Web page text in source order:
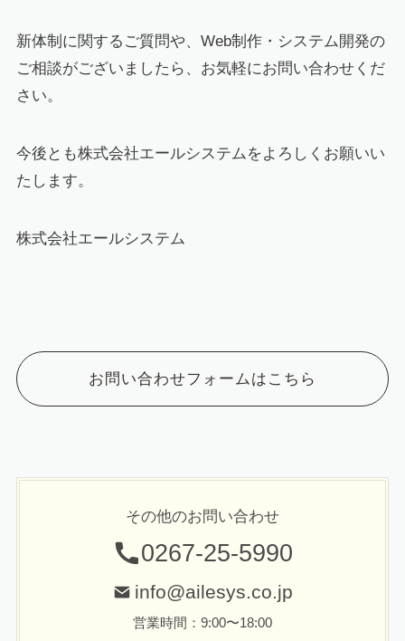
新体制に関するご質問や、Web制作・システム開発の
ご相談がございましたら、お気軽にお問い合わせくだ
さい。
今後とも株式会社エールシステムをよろしくお願いい
たします。
株式会社エールシステム
お問い合わせフォームはこちら
その他のお問い合わせ
0267-25-5990
info@ailesys.co.jp
営業時間：9:00〜18:00